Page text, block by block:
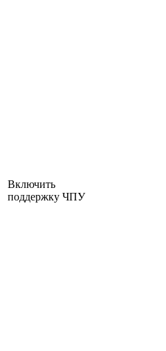
Включить
поддержку ЧПУ